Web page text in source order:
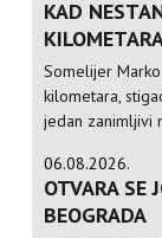
KAD
Somelijer
kilometara,
jedan zanimljivi
06.08.2026.
OTVARA SE
BEOGRADA